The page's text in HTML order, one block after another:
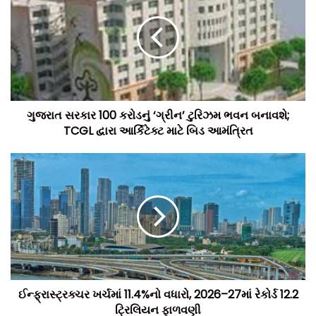
આ ઉપરાંત, ગાંધીનગર જિલ્લાના કલોલ તાલુકાના જાસપુર ગામમાં
આવેલ રેવન્યુ સર્વે નંબર 733ની કુલ 2,11,449 ચો.મી. જમીનમાંથી
56,361 ચો.મી. સરકારી જમીન મેળવીને નવો 250 એમએલડી
ક્ષમતાનો પાણી શુદ્ધિકરણ પ્લાન્ટ સ્થાપવાનો પણ આયોજન કરવામાં
આવ્યું છે. આ વિસ્તરણ બાદ જાસપુર ખાતે કુલ પાણી શુદ્ધિકરણ ક્ષમતા
850 એમએલડી સુધી પહોંચશે.
AMCના જણાવ્યા મુજબ, ધોળકા બ્રાંચ કેનાલમાં જાળવણીના કામ
દરમિયાન પાણીના સ્તરમાં ઘટાડો થતો રહે છે, જેના કારણે જાસપુર
પ્લાન્ટ સુધી કાચા પાણીની ઉપલબ્ધતા પર અસર પડે છે. આ સમસ્યાના
કાયમી ઉકેલ માટે SSNNL દ્વારા નર્મદા મુખ્ય કેનાલમાંથી સીધું પાણી
મેળવવા માટે નવો હેડ રેગ્યુલેટર બનાવવાનો પ્રસ્તાવ મુકવામાં આવ્યો
છે.
ગુજરાત સરકાર 100 કરોડનું ‘ગ્રીન’ ટુરિઝમ ભવન બનાવશે;
TCGL દ્વારા આર્કિટેક્ટ માટે બિડ આમંત્રિત
ઈન્ફ્રાસ્ટ્રક્ચર ખર્ચમાં 11.4%નો વધારો, 2026–27માં રેકોર્ડ ₹12.2
ટ્રિલિયન ફાળવણી